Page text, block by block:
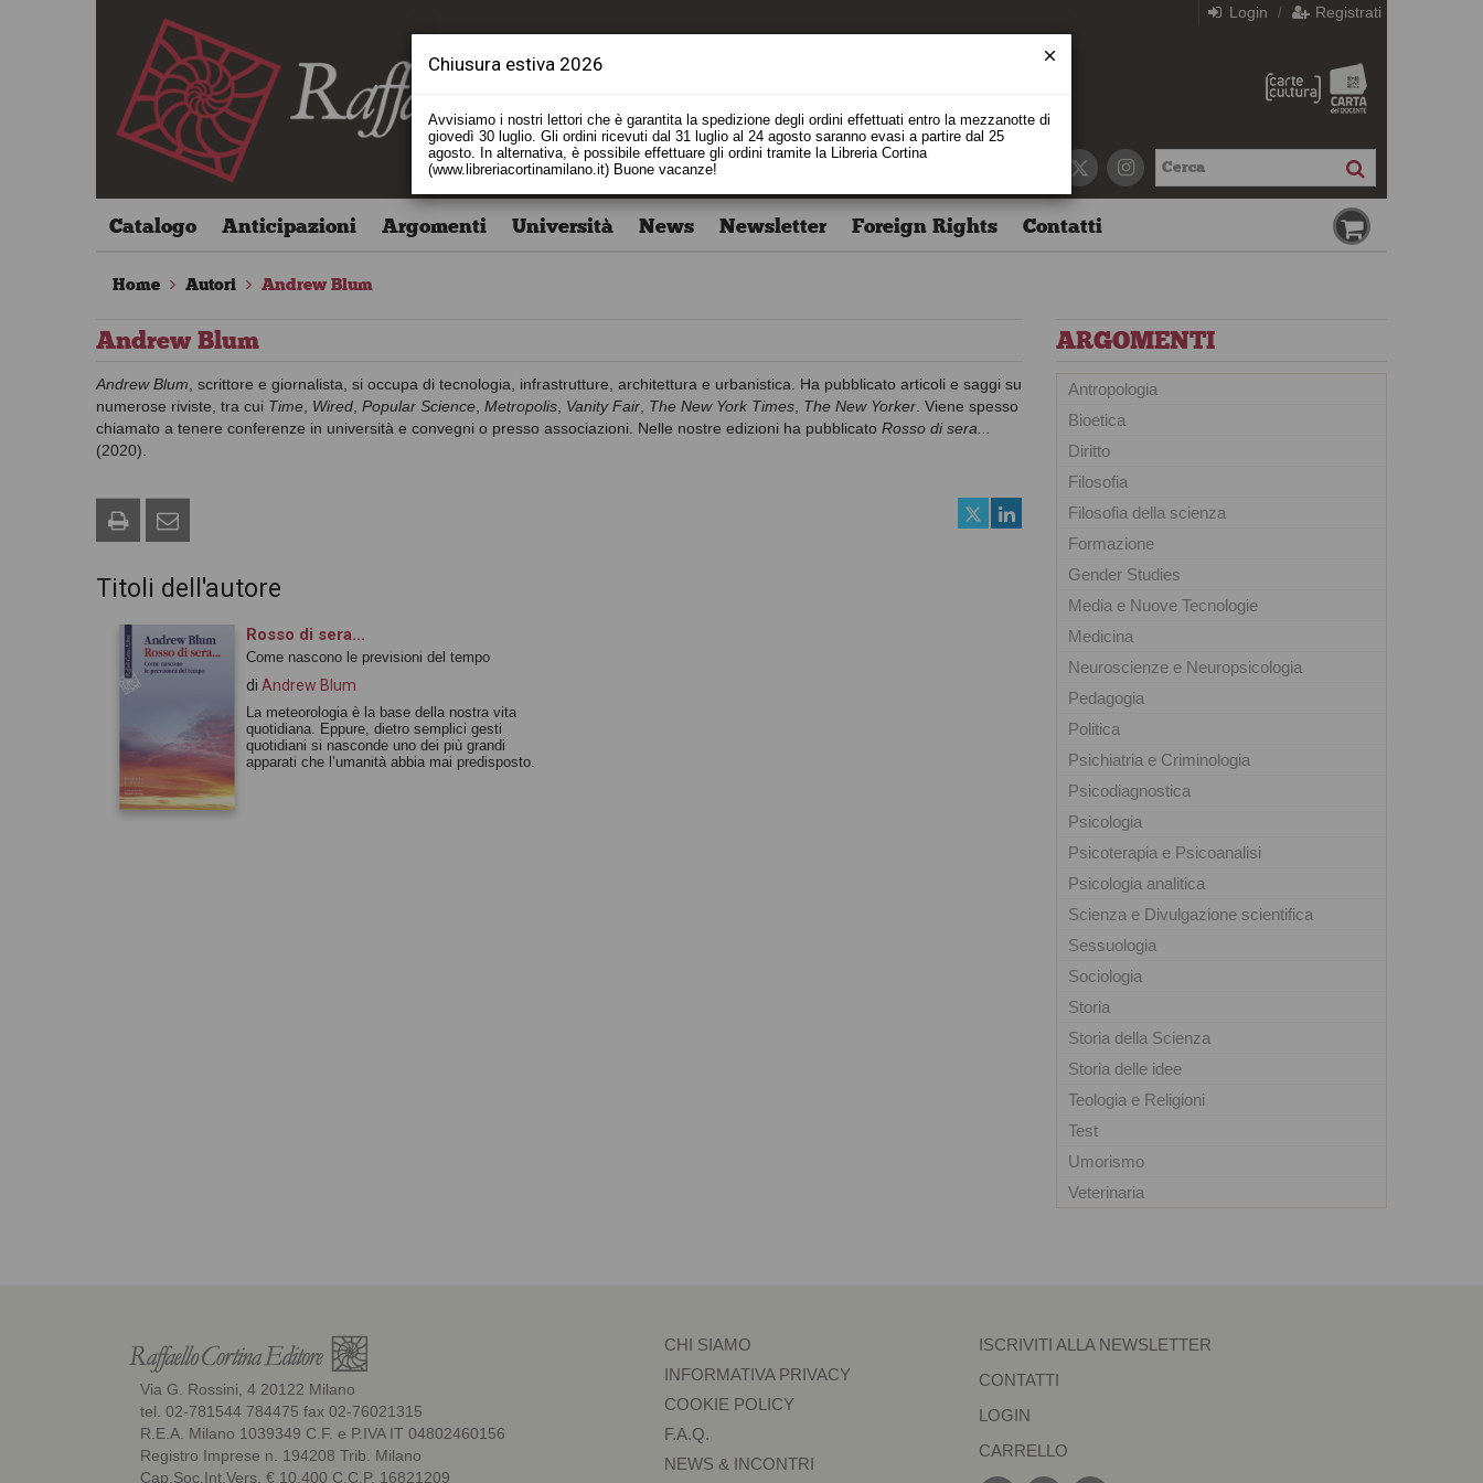
Login / Registrati
Catalogo Anticipazioni Argomenti Università News Newsletter Foreign Rights Contatti
Home Autori Andrew Blum
Andrew Blum
Andrew Blum , scrittore e giornalista, si occupa di tecnologia, infrastrutture, architettura e urbanistica. Ha pubblicato articoli e saggi su
numerose riviste, tra cui Time Wired Popular Science Metropolis Vanity Fair The New York Times The New Yorker . Viene spesso
chiamato a tenere conferenze in università e convegni o presso associazioni. Nelle nostre edizioni ha pubblicato Rosso di sera...
(2020).
Titoli dell'autore
Rosso di sera...
Come nascono le previsioni del tempo
di Andrew Blum
La meteorologia è la base della nostra vita
quotidiana. Eppure, dietro semplici gesti
quotidiani si nasconde uno dei più grandi
apparati che l’umanità abbia mai predisposto.
ARGOMENTI
Antropologia
Bioetica
Diritto
Filosofia
Filosofia della scienza
Formazione
Gender Studies
Media e Nuove Tecnologie
Medicina
Neuroscienze e Neuropsicologia
Pedagogia
Politica
Psichiatria e Criminologia
Psicodiagnostica
Psicologia
Psicoterapia e Psicoanalisi
Psicologia analitica
Scienza e Divulgazione scientifica
Sessuologia
Sociologia
Storia
Storia della Scienza
Storia delle idee
Teologia e Religioni
Test
Umorismo
Veterinaria
Via G. Rossini, 4 20122 Milano
tel. 02-781544 784475 fax 02-76021315
R.E.A. Milano 1039349 C.F. e P.IVA IT 04802460156
Registro Imprese n. 194208 Trib. Milano
Cap.Soc.Int.Vers. € 10.400 C.C.P. 16821209
CHI SIAMO
INFORMATIVA PRIVACY
COOKIE POLICY
F.A.Q.
NEWS & INCONTRI
ISCRIVITI ALLA NEWSLETTER
CONTATTI
LOGIN
CARRELLO
Chiusura estiva 2026
Avvisiamo i nostri lettori che è garantita la spedizione degli ordini effettuati entro la mezzanotte di
giovedì 30 luglio. Gli ordini ricevuti dal 31 luglio al 24 agosto saranno evasi a partire dal 25
agosto. In alternativa, è possibile effettuare gli ordini tramite la Libreria Cortina
(www.libreriacortinamilano.it) Buone vacanze!